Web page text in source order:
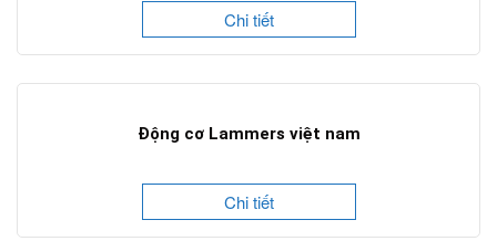
Chi tiết
Động cơ Lammers việt nam
Chi tiết